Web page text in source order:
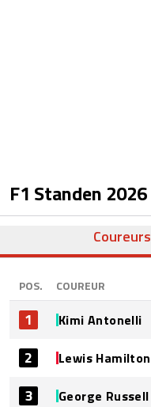
F1 Standen 2026
Coureurs
POS. COUREUR
1 Kimi Antonelli
2 Lewis Hamilton
3 George Russell